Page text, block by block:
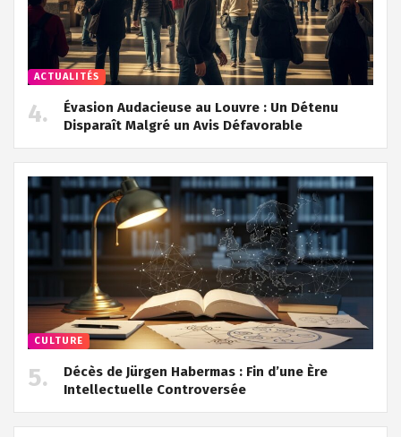
ACTUALITÉS
Évasion Audacieuse au Louvre : Un Détenu
Disparaît Malgré un Avis Défavorable
CULTURE
Décès de Jürgen Habermas : Fin d’une Ère
Intellectuelle Controversée